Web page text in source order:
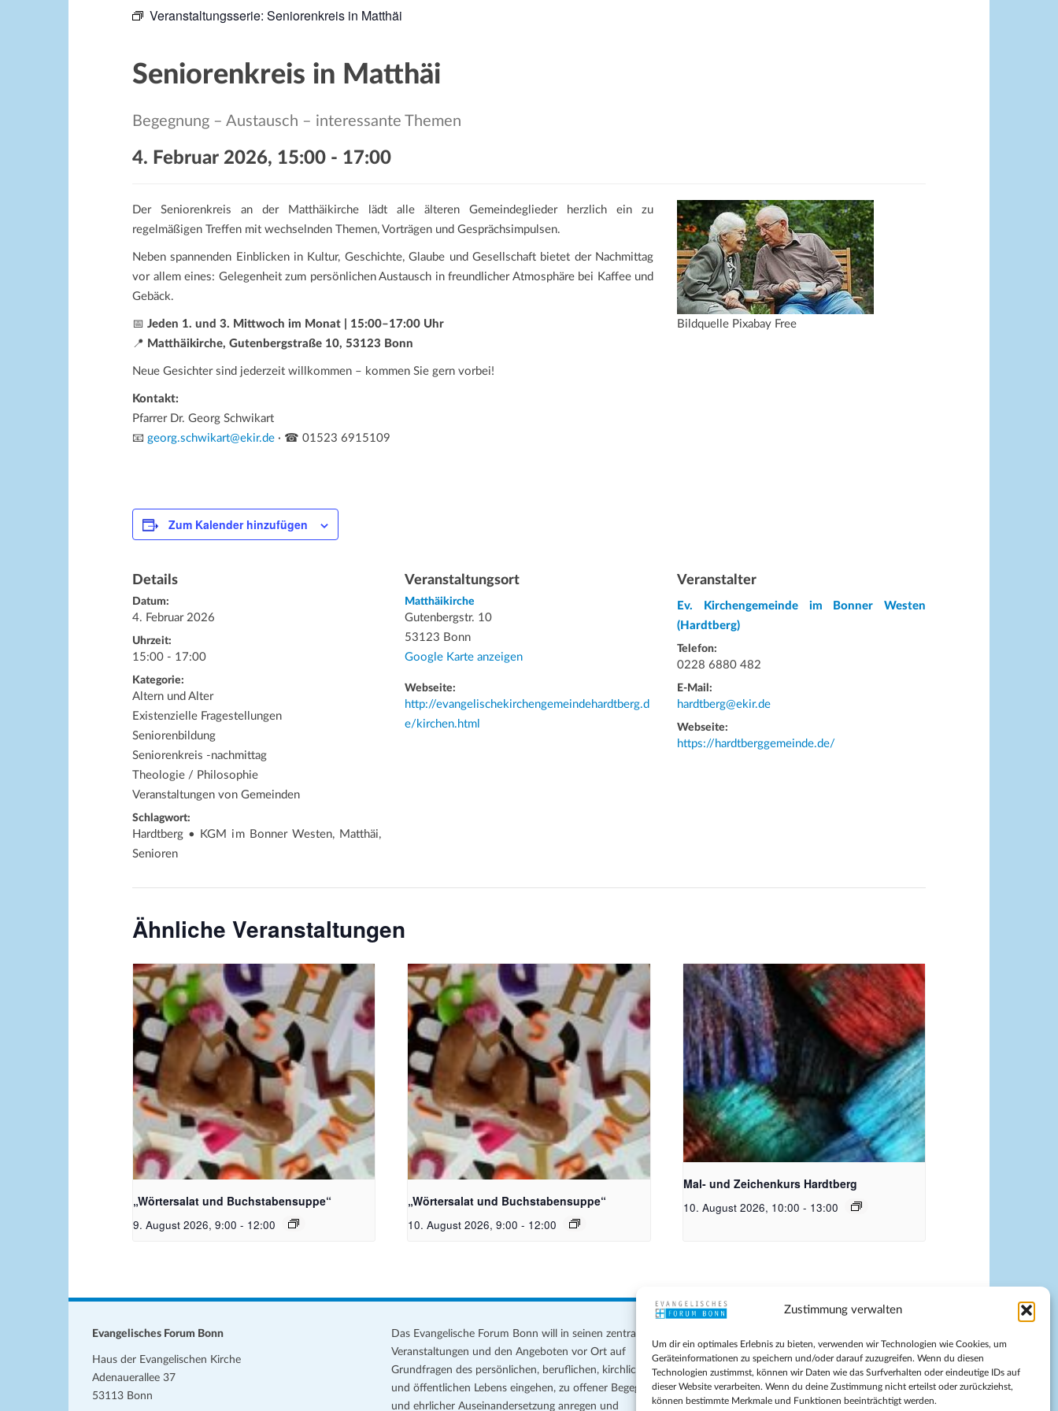
Zustimmung verwalten
Um dir ein optimales Erlebnis zu bieten, verwenden wir Technologien wie Cookies, um
Geräteinformationen zu speichern und/oder darauf zuzugreifen. Wenn du diesen
Technologien zustimmst, können wir Daten wie das Surfverhalten oder eindeutige IDs auf
dieser Website verarbeiten. Wenn du deine Zustimmung nicht erteilst oder zurückziehst,
können bestimmte Merkmale und Funktionen beeinträchtigt werden.
Veranstaltungsserie: Seniorenkreis in Matthäi
Seniorenkreis in Matthäi
Begegnung – Austausch – interessante Themen
4. Februar 2026, 15:00 - 17:00
Der Seniorenkreis an der Matthäikirche lädt alle älteren Gemeindeglieder herzlich ein zu
regelmäßigen Treffen mit wechselnden Themen, Vorträgen und Gesprächsimpulsen.
Neben spannenden Einblicken in Kultur, Geschichte, Glaube und Gesellschaft bietet der Nachmittag
vor allem eines: Gelegenheit zum persönlichen Austausch in freundlicher Atmosphäre bei Kaffee und
Gebäck.
📅 Jeden 1. und 3. Mittwoch im Monat | 15:00–17:00 Uhr
📍 Matthäikirche, Gutenbergstraße 10, 53123 Bonn
Neue Gesichter sind jederzeit willkommen – kommen Sie gern vorbei!
Kontakt:
Pfarrer Dr. Georg Schwikart
📧 georg.schwikart@ekir.de · ☎ 01523 6915109
Bildquelle Pixabay Free
Zum Kalender hinzufügen
Details
Datum:
4. Februar 2026
Uhrzeit:
15:00 - 17:00
Kategorie:
Altern und Alter
Existenzielle Fragestellungen
Seniorenbildung
Seniorenkreis -nachmittag
Theologie / Philosophie
Veranstaltungen von Gemeinden
Schlagwort:
Hardtberg • KGM im Bonner Westen, Matthäi,
Senioren
Veranstaltungsort
Matthäikirche
Gutenbergstr. 10
53123 Bonn
Google Karte anzeigen
Webseite:
http://evangelischekirchengemeindehardtberg.d
e/kirchen.html
Veranstalter
Ev. Kirchengemeinde im Bonner Westen
(Hardtberg)
Telefon:
0228 6880 482
E-Mail:
hardtberg@ekir.de
Webseite:
https://hardtberggemeinde.de/
Ähnliche Veranstaltungen
Bildquelle_ Pixabay Free_Christoph
Meinersmann
„Wörtersalat und Buchstabensuppe“
9. August 2026, 9:00 - 12:00
Bildquelle_ Pixabay Free_Christoph
Meinersmann
„Wörtersalat und Buchstabensuppe“
10. August 2026, 9:00 - 12:00
Unsplash_RhondaK Native Florida Folk Artist
Mal- und Zeichenkurs Hardtberg
10. August 2026, 10:00 - 13:00
Evangelisches Forum Bonn
Haus der Evangelischen Kirche
Adenauerallee 37
53113 Bonn
Das Evangelische Forum Bonn will in seinen zentralen
Veranstaltungen und den Angeboten vor Ort auf
Grundfragen des persönlichen, beruflichen, kirchlichen
und öffentlichen Lebens eingehen, zu offener Begegnung
und ehrlicher Auseinandersetzung anregen und
Datenschutz
Teilnahmebedingungen
Evangelische Kirche in Bonn
Cookie-Richtlinie (EU)